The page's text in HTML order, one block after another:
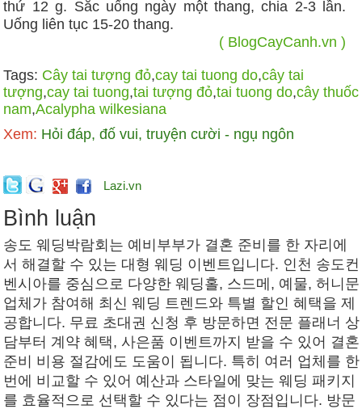
thứ 12 g. Sắc uống ngày một thang, chia 2-3 lần.
Uống liên tục 15-20 thang.
( BlogCayCanh.vn )
Tags: Cây tai tượng đỏ,cay tai tuong do,cây tai
tượng,cay tai tuong,tai tượng đỏ,tai tuong do,cây thuốc
nam,Acalypha wilkesiana
Xem: Hỏi đáp, đố vui, truyện cười - ngụ ngôn
Lazi.vn
Bình luận
송도 웨딩박람회 는 예비부부가 결혼 준비를 한 자리에
서 해결할 수 있는 대형 웨딩 이벤트입니다. 인천 송도컨
벤시아를 중심으로 다양한 웨딩홀, 스드메, 예물, 허니문
업체가 참여해 최신 웨딩 트렌드와 특별 할인 혜택을 제
공합니다. 무료 초대권 신청 후 방문하면 전문 플래너 상
담부터 계약 혜택, 사은품 이벤트까지 받을 수 있어 결혼
준비 비용 절감에도 도움이 됩니다. 특히 여러 업체를 한
번에 비교할 수 있어 예산과 스타일에 맞는 웨딩 패키지
를 효율적으로 선택할 수 있다는 점이 장점입니다. 방문